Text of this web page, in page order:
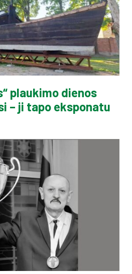
plaukimo dienos
– ji tapo eksponatu